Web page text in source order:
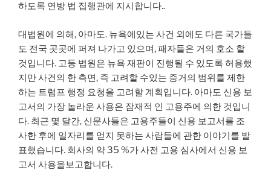
하도록 연방 법 집행관에 지시합니다..
대법원에 의해, 아마도. 뉴욕에있는 사건 외에도 다른 국가들
도 전국 곳곳에 퍼져 나가고 있으며, 패자들은 거의 호소 할
것입니다. 고등 법원은 뉴욕 재판이 진행될 수 있도록 허용했
지만 사건의 한 측면, 즉 고려할 수있는 증거의 범위를 제한
하는 트럼프 행정 요청을 고려할 계획입니다. 아마도 신용 보
고서의 가장 놀라운 사용은 잠재적 인 고용주에 의한 것입니
다. 최근 몇 달간, 신문사들은 고용주들이 신용 보고서를 조
사한 후에 일자리를 얻지 못하는 사람들에 관한 이야기를 발
표했습니다. 회사의 약 35 %가 사전 고용 심사에서 신용 보
고서 사용을보고합니다.